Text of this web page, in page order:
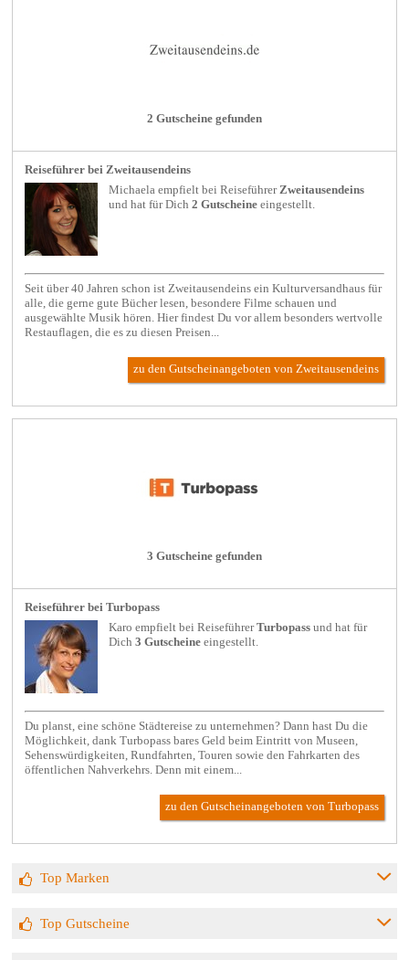
2 Gutscheine gefunden
Reiseführer bei Zweitausendeins
Michaela empfielt beiReiseführer Zweitausendeins
und hat für Dich2 Gutscheine eingestellt.
Seit über 40 Jahren schon ist Zweitausendeins ein Kulturversandhaus für
alle, die gerne gute Bücher lesen, besondere Filme schauen und
ausgewählte Musik hören. Hier findest Du vor allem besonders wertvolle
Restauflagen, die es zu diesen Preisen...
zu den Gutscheinangeboten von Zweitausendeins
3 Gutscheine gefunden
Reiseführer bei Turbopass
Karo empfielt beiReiseführer Turbopass und hat für
Dich3 Gutscheine eingestellt.
Du planst, eine schöne Städtereise zu unternehmen? Dann hast Du die
Möglichkeit, dank Turbopass bares Geld beim Eintritt von Museen,
Sehenswürdigkeiten, Rundfahrten, Touren sowie den Fahrkarten des
öffentlichen Nahverkehrs. Denn mit einem...
zu den Gutscheinangeboten von Turbopass
Top Marken
Top Gutscheine